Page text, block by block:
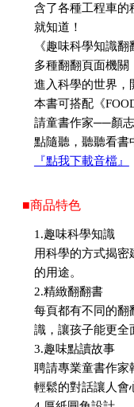
含了各種工程車的
就知道！
《趣味科學知識
多種翻翻頁面機關
進入科學的世界，
本書可搭配《
請童書作家──顏
點隨聽，聽聽看書
『點我下載音檔』
■商品特色
1.趣味科學知識
用科學的方式揭
的用途。
2.精緻翻翻書
每頁都有不同的翻
識，讓孩子能更全
3.趣味點讀故事
聘請專業童書作家
輕鬆的對話讓人會